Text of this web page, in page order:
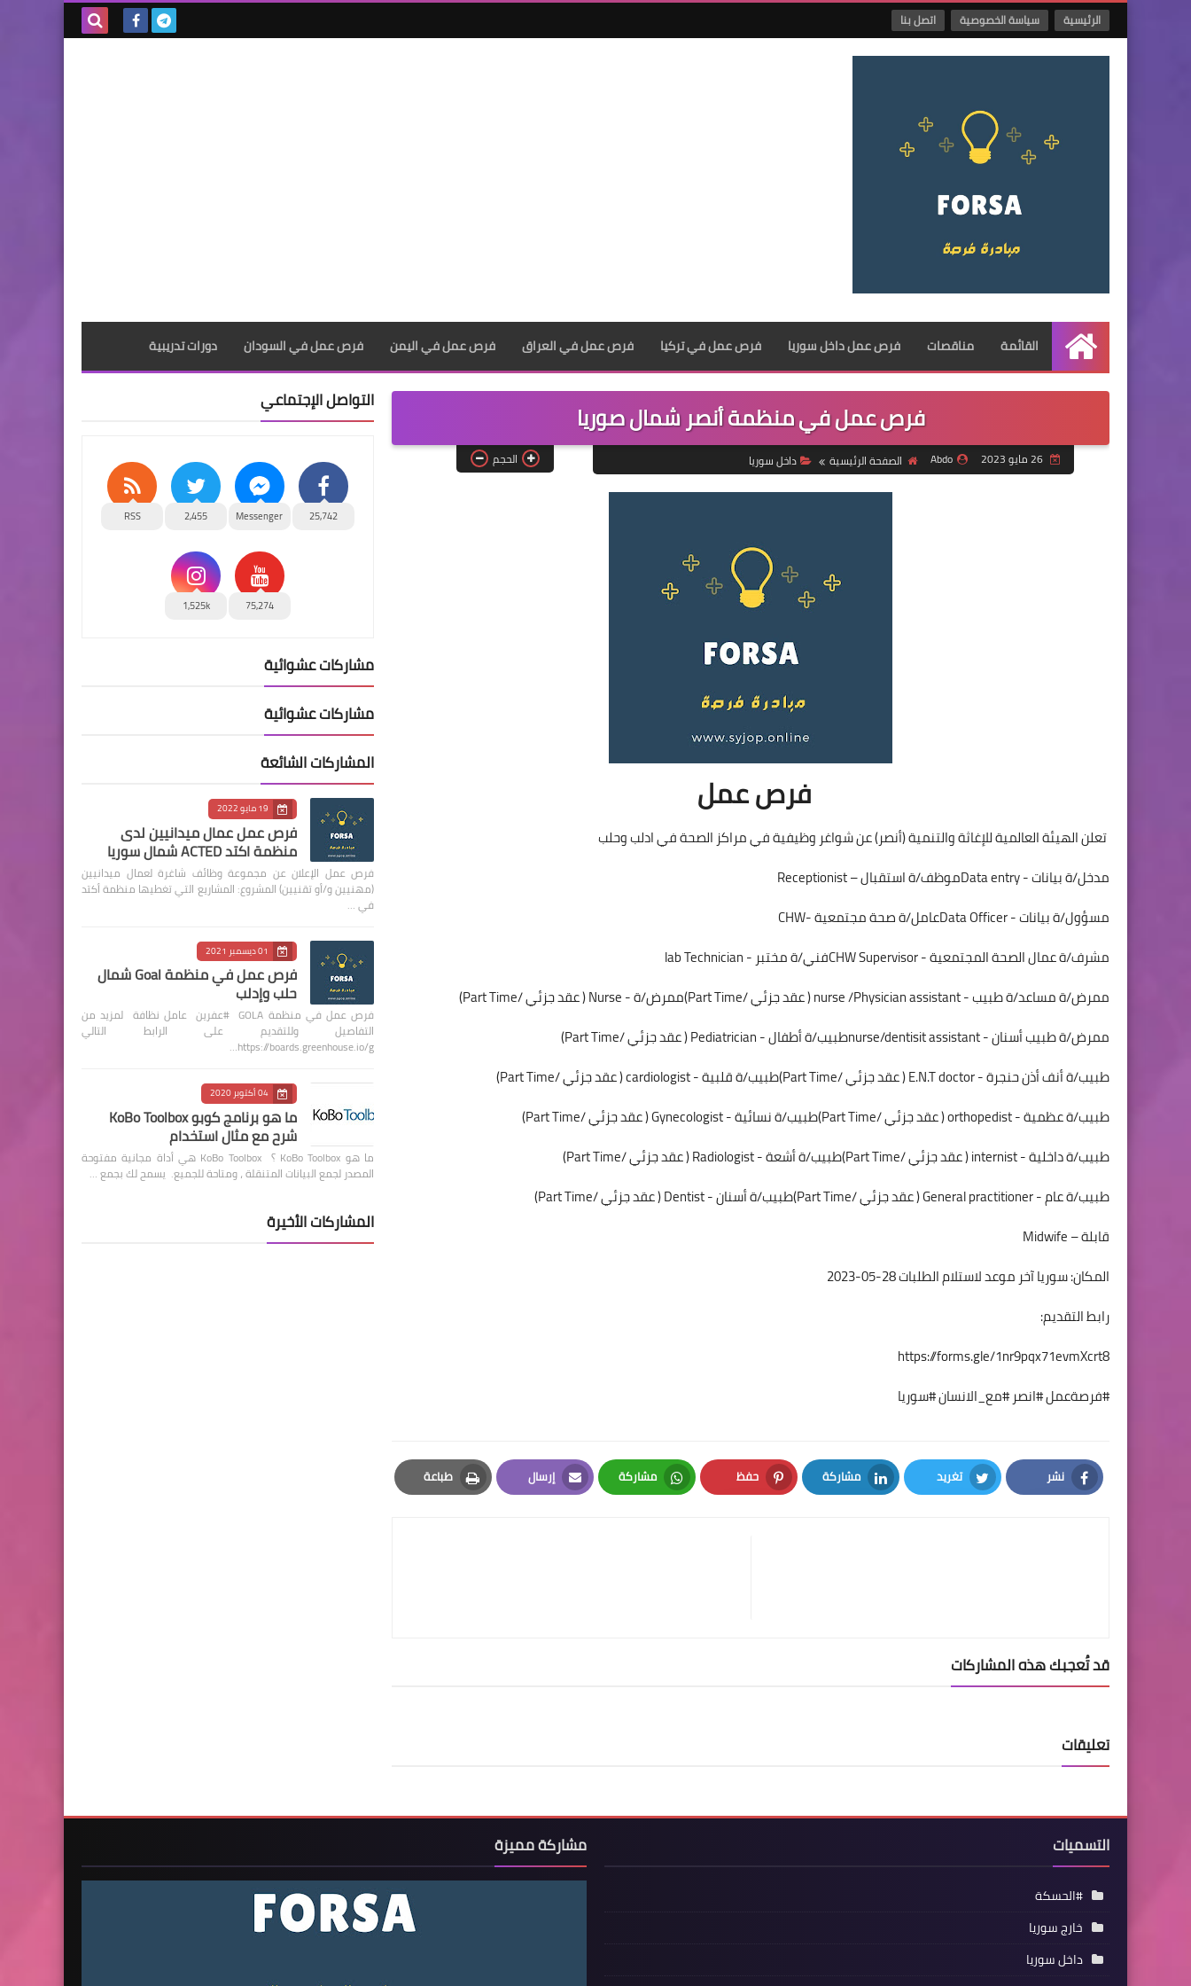
الرئيسية سياسة الخصوصية اتصل بنا
الرئيسية
القائمة مناقصات فرص عمل داخل سوريا فرص عمل في تركيا فرص عمل في العراق فرص عمل في اليمن فرص عمل في السودان دورات تدريبية
فرص عمل في منظمة أنصر شمال صوريا
26 مايو 2023 Abdo الصفحة الرئيسية داخل سوريا الحجم
فرص عمل
تعلن الهيئة العالمية للإغاثة والتنمية (أنصر) عن شواغر وظيفية في مراكز الصحة في ادلب وحلب
مدخل/ة بيانات - Data entryموظف/ة استقبال – Receptionist
مسؤول/ة بيانات - Data Officerعامل/ة صحة مجتمعية -CHW
مشرف/ة عمال الصحة المجتمعية - CHW Supervisorفني/ة مختبر - lab Technician
ممرض/ة مساعد/ة طبيب - nurse /Physician assistant ( عقد جزئي /Part Time)ممرض/ة - Nurse ( عقد جزئي /Part Time)
ممرض/ة طبيب أسنان - nurse/dentisit assistantطبيب/ة أطفال - Pediatrician ( عقد جزئي /Part Time)
طبيب/ة أنف أذن حنجرة - E.N.T doctor ( عقد جزئي /Part Time)طبيب/ة قلبية - cardiologist ( عقد جزئي /Part Time)
طبيب/ة عظمية - orthopedist ( عقد جزئي /Part Time)طبيب/ة نسائية - Gynecologist ( عقد جزئي /Part Time)
طبيب/ة داخلية - internist ( عقد جزئي /Part Time)طبيب/ة أشعة - Radiologist ( عقد جزئي /Part Time)
طبيب/ة عام - General practitioner ( عقد جزئي /Part Time)طبيب/ة أسنان - Dentist ( عقد جزئي /Part Time)
قابلة – Midwife
المكان: سوريا آخر موعد لاستلام الطلبات 28-05-2023
رابط التقديم:
https://forms.gle/1nr9pqx71evmXcrt8
#فرصةعمل #انصر #مع_الانسان #سوريا
نشر
Facebook
تغريد
Twitter
مشاركة
LinkedIn
حفظ
Pinterest
مشاركة
Whatsapp
إرسال
Email
طباعة
Print
قد تُعجبك هذه المشاركات
تعليقات
التواصل الإجتماعي
25,742
Messenger
2,455
RSS
75,274
1,525k
مشاركات عشوائية
مشاركات عشوائية
المشاركات الشائعة
19 مايو 2022
فرص عمل عمال ميدانيين لدى
منظمة اكتد ACTED شمال سوريا
فرص عمل الإعلان عن مجموعة وظائف شاغرة لعمال ميدانيين
(مهنيين و/أو تقنيين) المشروع: المشاريع التي تغطيها منظمة أكتد
في …
01 ديسمبر 2021
فرص عمل في منظمة Goal شمال
حلب وإدلب
فرص عمل في منظمة GOLA #عفرين عامل نظافة لمزيد من
التفاصيل وللتقديم على الرابط التالي
https://boards.greenhouse.io/g…
04 أكتوبر 2020
ما هو برنامج كوبو KoBo Toolbox
شرح مع مثال استخدام
ما هو KoBo Toolbox ؟ KoBo Toolbox هي أداة مجانية مفتوحة
المصدر لجمع البيانات المتنقلة ، ومتاحة للجميع. يسمح لك بجمع …
المشاركات الأخيرة
التسميات
#الحسكة
خارج سوريا
داخل سوريا
مشاركة مميزة